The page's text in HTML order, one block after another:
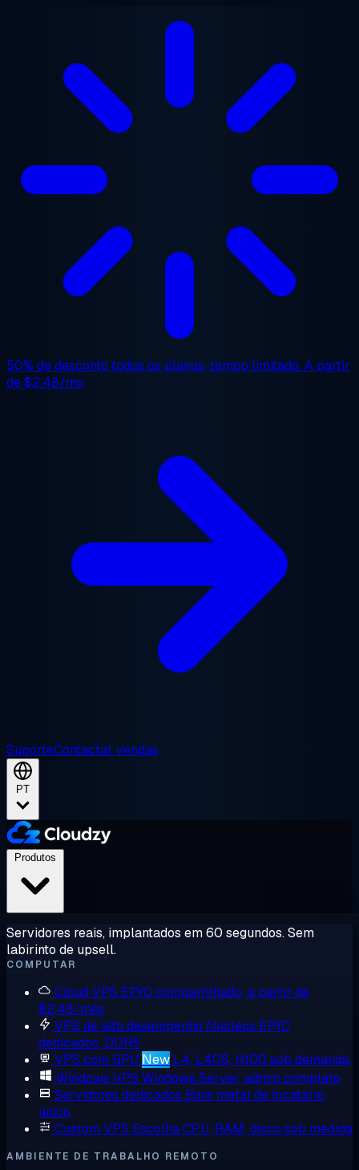
Saltar para o conteúdo principal
50% de desconto todos os planos, tempo limitado. A partir
de$2.48/mo
SuporteContactar vendas
PT
Servidores reais, implantados em 60 segundos. Sem
labirinto de upsell.
COMPUTAR
Cloud VPS EPYC compartilhado, a partir de
$2,48/mês
VPS de alto desempenho Núcleos EPYC
dedicados, DDR5
VPS com GPU New L4, L40S, H100 sob demanda
Windows VPS Windows Server, admin completo
Servidores dedicados Bare metal de locatário
único
Custom VPS Escolha CPU, RAM, disco sob medida
AMBIENTE DE TRABALHO REMOTO